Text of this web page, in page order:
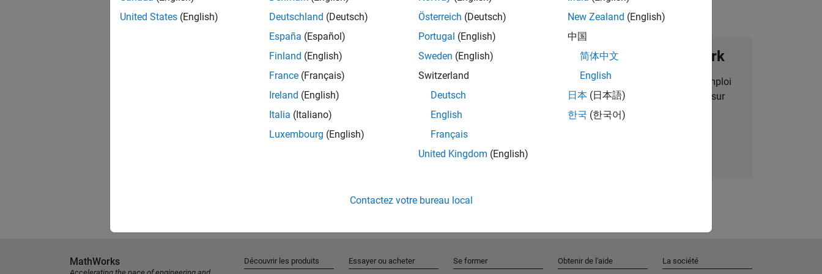
Rejoignez notre Talent Network
Recevez des alertes pour des opportunités d'emploi
personnalisées, des articles et des actualités sur
l'entreprise.
United States (English)
Deutschland (Deutsch)
España (Español)
Finland (English)
France (Français)
Ireland (English)
Italia (Italiano)
Luxembourg (English)
Österreich (Deutsch)
Portugal (English)
Sweden (English)
Switzerland
Deutsch
English
Français
United Kingdom (English)
New Zealand (English)
中国
简体中文
English
日本 (日本語)
한국 (한국어)
Contactez votre bureau local
MathWorks Découvrir les produits Essayer ou acheter Se former Obtenir de l'aide La société